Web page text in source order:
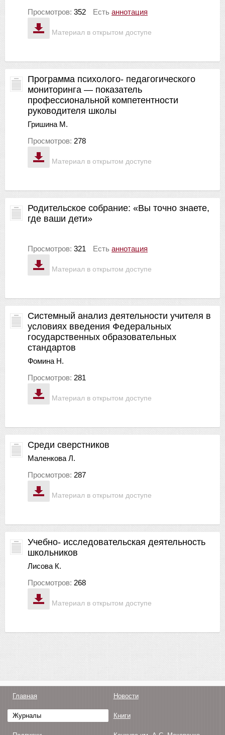
Материал в открытом доступе
Просмотров: 352 Есть аннотация
Материал в открытом доступе
Программа психолого- педагогического
мониторинга — показатель
профессиональной компетентности
руководителя школы
Гришина М.
Просмотров: 278
Материал в открытом доступе
Родительское собрание: «Вы точно знаете,
где ваши дети»
Просмотров: 321 Есть аннотация
Материал в открытом доступе
Системный анализ деятельности учителя в
условиях введения Федеральных
государственных образовательных
стандартов
Фомина Н.
Просмотров: 281
Материал в открытом доступе
Среди сверстников
Маленкова Л.
Просмотров: 287
Материал в открытом доступе
Учебно- исследовательская деятельность
школьников
Лисова К.
Просмотров: 268
Главная Новости
Журналы Книги